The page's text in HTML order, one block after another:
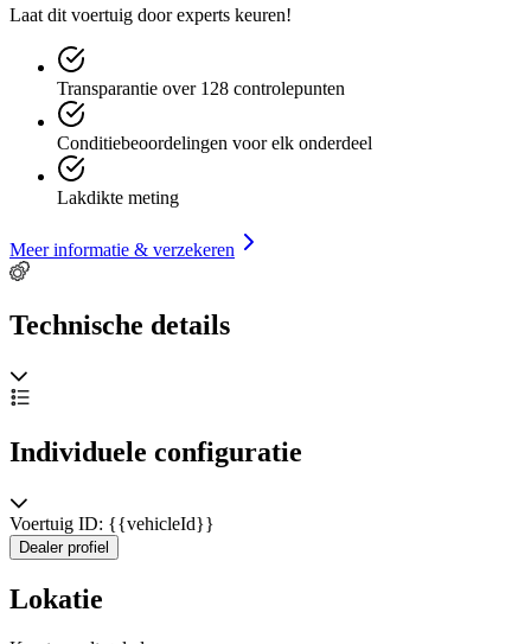
Laat dit voertuig door experts keuren!
Transparantie over 128 controlepunten
Conditiebeoordelingen voor elk onderdeel
Lakdikte meting
Meer informatie & verzekeren
Technische details
Individuele configuratie
Voertuig ID: {{vehicleId}}
Dealer profiel
Lokatie